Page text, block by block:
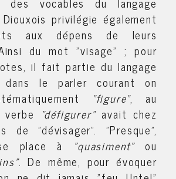
privilégie également
aux dépens de leurs
du mot "visage" ; pour
il fait partie du langage
le parler courant on
"figure", au
"défigurer"avait chez
de "dévisager". "Presque",
place à "quasiment"ou
. De même, pour évoquer